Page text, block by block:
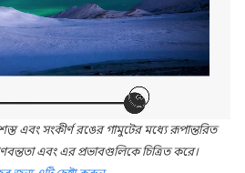
এবং সংকীর্ণ রঙের গামুটের মধ্যে রূপান্তরিত
এবং এর প্রভাবগুলিকে চিত্রিত করে।